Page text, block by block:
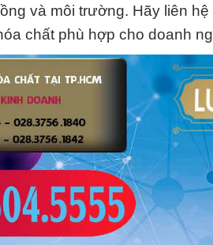
và môi trường. Hãy liên
chất phù hợp cho doanh